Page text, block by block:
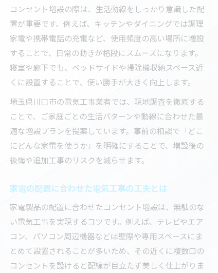
コンセント増設の際は、生活動線をしっかり意識した配
置が重要です。例えば、キッチンやダイニングでは調理
家電や携帯電話の充電など、使用頻度の高い場所に増設
することで、日常の動きが格段にスムーズになります。
寝室や廊下でも、ベッドサイドや掃除機収納スペース近
くに設置することで、使い勝手が大きく向上します。
埼玉県川口市の電気工事業者では、現地調査を徹底する
ことで、ご家庭ごとの生活パターンや動線に合わせた最
適な増設プランを提案しています。事前の相談で「どこ
にどんな家電を使うか」を明確にすることで、増設後の
後悔や追加工事のリスクを減らせます。
家電の配置に合わせた電気工事の工夫とは
家電製品の配置に合わせたコンセント増設は、無駄のな
い電気工事を実現するコツです。例えば、テレビやエア
コン、パソコン周辺機器などは壁際や専用スペースにま
とめて設置されることが多いため、その近くに複数口の
コンセントを設けると配線が目立たず美しく仕上がりま